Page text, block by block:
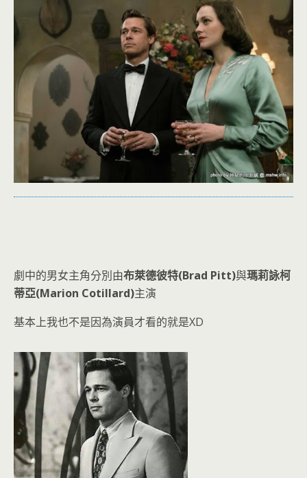
劇中的男女主角分別由布萊德彼特(Brad Pitt)與瑪莉詠柯
蒂亞(Marion Cotillard)主演
基本上我也不是因為演員才看的就是XD